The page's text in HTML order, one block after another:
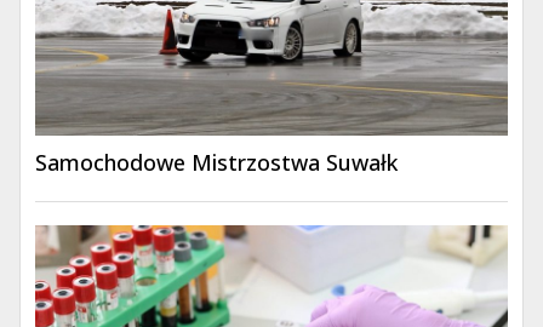
Samochodowe Mistrzostwa Suwałk